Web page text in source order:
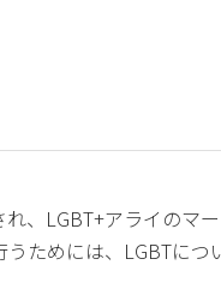
、LGBT+アライのマ
ためには、LGBTにつ